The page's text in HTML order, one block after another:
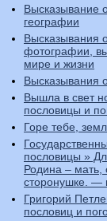
Высказывание
географии
Высказывания
фотографии,
мире и жизни
Высказывания
Вышла в свет
пословицы и
Горе тебе,
пословицы »
Родина – мать,
сторонушке. —
Григорий
пословиц и